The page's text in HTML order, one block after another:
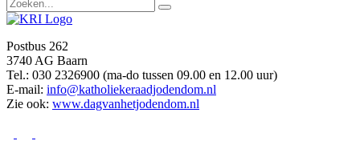
Postbus 262
3740 AG Baarn
Tel.: 030 2326900 (ma-do tussen 09.00 en 12.00 uur)
E-mail: info@katholiekeraadjodendom.nl
Zie ook: www.dagvanhetjodendom.nl